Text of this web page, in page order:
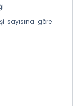
sayısına göre